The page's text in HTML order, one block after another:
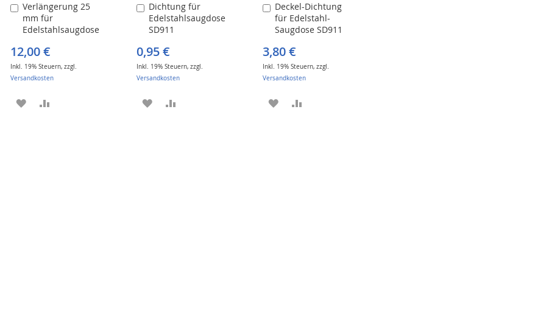
Verlängerung 25
mm für
Edelstahlsaugdose
12,00 €
Inkl. 19% Steuern,zzgl.
Versandkosten
In
den
Warenkorb
ZUR
Dichtung für
Edelstahlsaugdose
SD911
0,95 €
Inkl. 19% Steuern, zzgl.
Versandkosten
In
den
Warenkorb
ZUR
Deckel-Dichtung
für Edelstahl-
Saugdose SD911
3,80 €
Inkl. 19% Steuern, zzgl.
Versandkosten
In
den
Warenkorb
ZUR